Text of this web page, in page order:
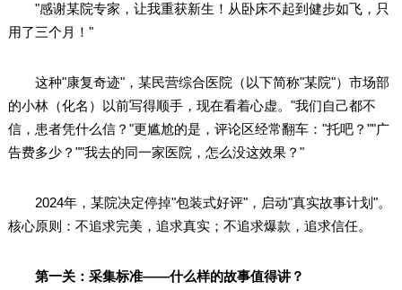
"感谢某院专家，让我重获新生！从卧床不起到健步如飞，只
用了三个月！"
这种"康复奇迹"，某民营综合医院（以下简称"某院"）市场部
的小林（化名）以前写得顺手，现在看着心虚。"我们自己都不
信，患者凭什么信？"更尴尬的是，评论区经常翻车："托吧？""广
告费多少？""我去的同一家医院，怎么没这效果？"
2024年，某院决定停掉"包装式好评"，启动"真实故事计划"。
核心原则：不追求完美，追求真实；不追求爆款，追求信任。
第一关：采集标准——什么样的故事值得讲？